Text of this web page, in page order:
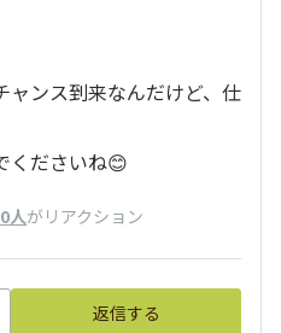
ャンス到来なんだけど、仕
くださいね😊
人がリアクション
返信する